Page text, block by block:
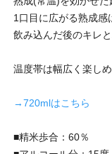
1口目に広がる熟成感
飲み込んだ後のキレ
温度帯は幅広く楽しめ
→720mlはこちら
■精米歩合：60％